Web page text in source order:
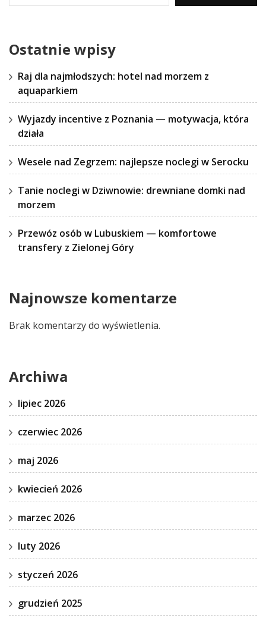
Ostatnie wpisy
Raj dla najmłodszych: hotel nad morzem z
aquaparkiem
Wyjazdy incentive z Poznania — motywacja, która
działa
Wesele nad Zegrzem: najlepsze noclegi w Serocku
Tanie noclegi w Dziwnowie: drewniane domki nad
morzem
Przewóz osób w Lubuskiem — komfortowe
transfery z Zielonej Góry
Najnowsze komentarze
Brak komentarzy do wyświetlenia.
Archiwa
lipiec 2026
czerwiec 2026
maj 2026
kwiecień 2026
marzec 2026
luty 2026
styczeń 2026
grudzień 2025